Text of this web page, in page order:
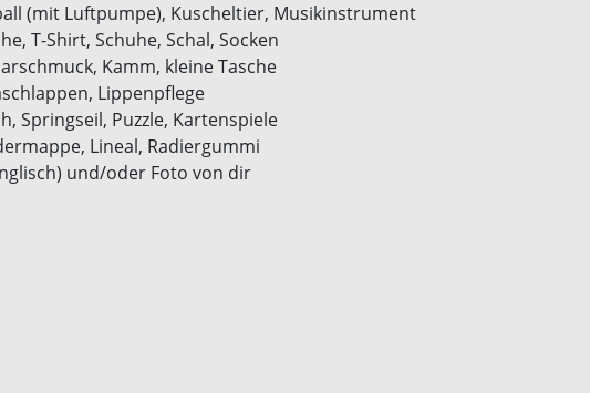
(mit Luftpumpe), Kuscheltier, Musikinstrument
T-Shirt, Schuhe, Schal, Socken
Kamm, kleine Tasche
Lippenpflege
Springseil, Puzzle, Kartenspiele
Lineal, Radiergummi
und/oder Foto von dir